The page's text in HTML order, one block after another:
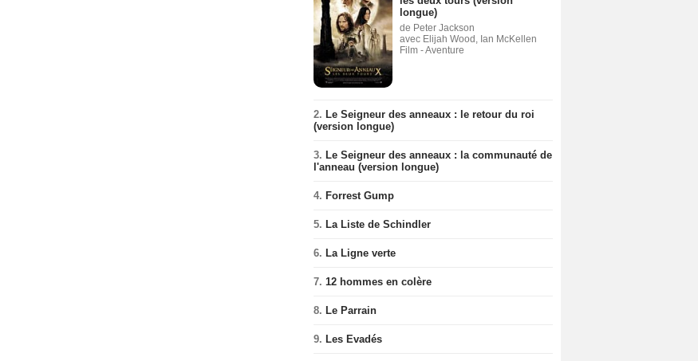
longue)
de Peter Jackson
avec Elijah Wood, Ian McKellen
Film - Aventure
2. Le Seigneur des anneaux : le retour du roi
(version longue)
3. Le Seigneur des anneaux : la communauté de
l'anneau (version longue)
4. Forrest Gump
5. La Liste de Schindler
6. La Ligne verte
7. 12 hommes en colère
8. Le Parrain
9. Les Evadés